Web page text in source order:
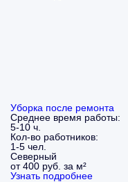
Уборка после ремонта
Среднее время работы:
5-10 ч.
Кол-во работников:
1-5 чел.
Северный
от 400 руб. за м²
Узнать подробнее